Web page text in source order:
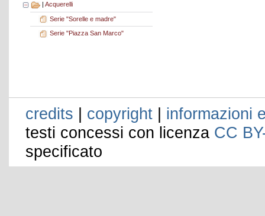
Acquerelli
Serie "Sorelle e madre"
Serie "Piazza San Marco"
credits | copyright | informazioni
testi concessi con licenza CC
specificato